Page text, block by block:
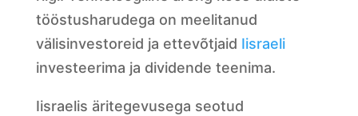
tööstusharudega on meelitanud
välisinvestoreid ja ettevõtjaid Iisraeli
investeerima ja dividende teenima.
Iisraelis äritegevusega seotud